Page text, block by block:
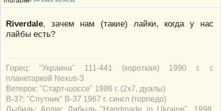
Riverdale, зачем нам (такие) лайки, когда у нас
лайбы есть?
Горец: "Украина" 111-441 (короткая) 1990 г. с
планетаркой Nexus-3
Ветерок: "Старт-шоссе" 1986 г. (2х7, дуалы)
В-37: "Спутник" В-37 1967 г. сингл (торпедо)
Лыбидь: Ардис Либыдь "Handmade in Ukraine", 1998,